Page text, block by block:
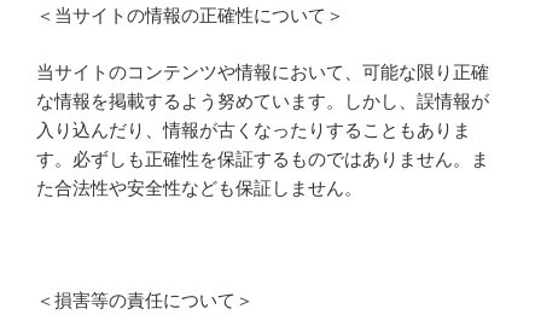
＜当サイトの情報の正確性について＞
当サイトのコンテンツや情報において、可能な限り正確
な情報を掲載するよう努めています。しかし、誤情報が
入り込んだり、情報が古くなったりすることもありま
す。必ずしも正確性を保証するものではありません。ま
た合法性や安全性なども保証しません。
＜損害等の責任について＞